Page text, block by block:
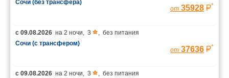
Сочи (без трансфера)
от 35928 *
с 09.08.2026 на 2 ночи, 3 , без питания
Сочи (с трансфером)
от 37636 *
с 09.08.2026 на 2 ночи, 3 , без питания